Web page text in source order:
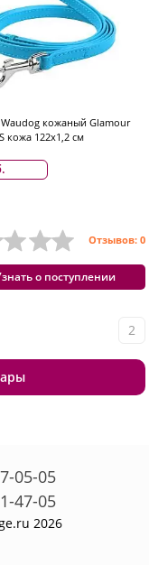
кожаный Glamour
кожа 122x1,2 см
Отзывов: 0
о поступлении
2
05-05
47-05
2026